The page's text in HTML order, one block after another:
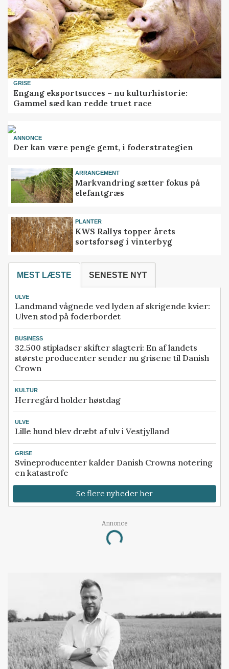
GRISE
Engang eksportsucces – nu kulturhistorie:
Gammel sæd kan redde truet race
ANNONCE
Der kan være penge gemt, i foderstrategien
ARRANGEMENT
Markvandring sætter fokus på
elefantgræs
PLANTER
KWS Rallys topper årets
sortsforsøg i vinterbyg
MEST LÆSTE SENESTE NYT
ULVE
Landmand vågnede ved lyden af skrigende kvier:
Ulven stod på foderbordet
BUSINESS
32.500 stipladser skifter slagteri: En af landets
største producenter sender nu grisene til Danish
Crown
KULTUR
Herregård holder høstdag
ULVE
Lille hund blev dræbt af ulv i Vestjylland
GRISE
Svineproducenter kalder Danish Crowns notering
en katastrofe
Se flere nyheder her
Annonce
Loading...